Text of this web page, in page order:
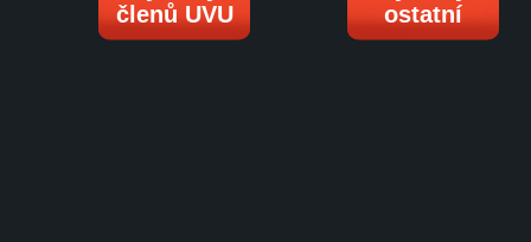
členů UVU
ostatní